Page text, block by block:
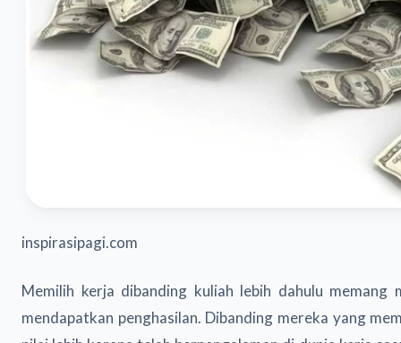
inspirasipagi.com
Memilih kerja dibanding kuliah lebih dahulu memang
mendapatkan penghasilan. Dibanding mereka yang